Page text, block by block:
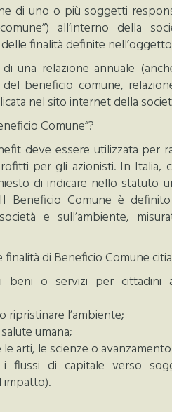
di uno o più soggetti
all’interno della
finalità definite
una relazione annuale
beneficio comune,
nel sito internet della
Comune”?
deve essere utilizzata per
per gli azionisti. In Italia,
di indicare nello statuto
Beneficio Comune è
e sull’ambiente,
finalità di Beneficio Comune
beni o servizi per cittadini
ripristinare l’ambiente;
umana;
arti, le scienze o
i flussi di capitale verso
impatto).